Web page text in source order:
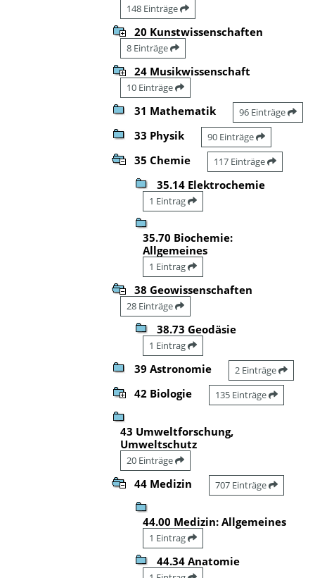
148 Einträge
20 Kunstwissenschaften
8 Einträge
24 Musikwissenschaft
10 Einträge
31 Mathematik 96 Einträge
33 Physik 90 Einträge
35 Chemie 117 Einträge
35.14 Elektrochemie
1 Eintrag
35.70 Biochemie:
Allgemeines
1 Eintrag
38 Geowissenschaften
28 Einträge
38.73 Geodäsie
1 Eintrag
39 Astronomie 2 Einträge
42 Biologie 135 Einträge
43 Umweltforschung,
Umweltschutz
20 Einträge
44 Medizin 707 Einträge
44.00 Medizin: Allgemeines
1 Eintrag
44.34 Anatomie